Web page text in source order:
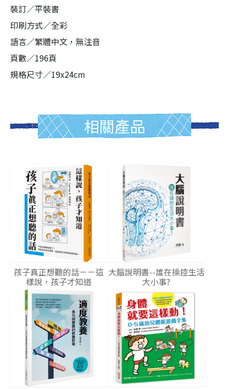
裝訂／平裝書
印刷方式／全彩
語言／繁體中文，無注音
頁數／196頁
規格尺寸／19x24cm
相關產品
孩子真正想聽的話－－這
樣說，孩子才知道
大腦說明書--誰在操控生活
大小事?